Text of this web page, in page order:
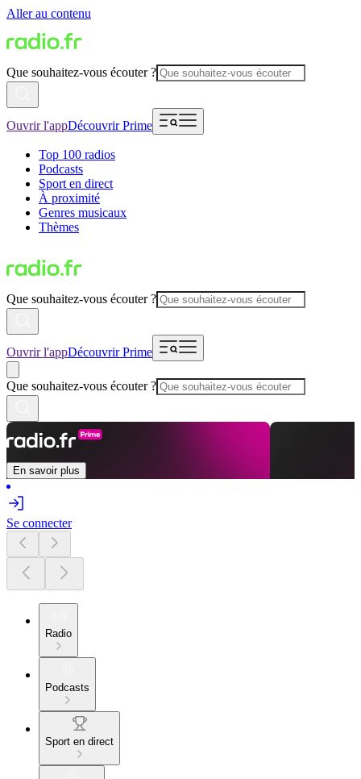
Aller au contenu
Que souhaitez-vous écouter ?
Ouvrir l'appDécouvrir Prime
Top 100 radios
Podcasts
Sport en direct
À proximité
Genres musicaux
Thèmes
Que souhaitez-vous écouter ?
Ouvrir l'appDécouvrir Prime
Que souhaitez-vous écouter ?
En savoir plus
Se connecter
Radio
Podcasts
Sport en direct